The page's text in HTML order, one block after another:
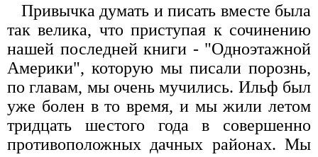
Привычка думать и писать вместе была
так велика, что приступая к сочинению
нашей последней книги - "Одноэтажной
Америки", которую мы писали порознь,
по главам, мы очень мучились. Ильф был
уже болен в то время, и мы жили летом
тридцать шестого года в совершенно
противоположных дачных районах. Мы